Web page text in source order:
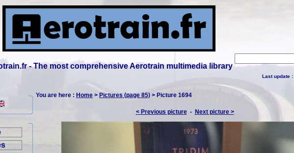
- The most comprehensive Aerotrain multimedia library
Last update :
You are here : Home > Pictures (page 85) > Picture 1694
< Previous picture- Next picture >